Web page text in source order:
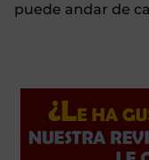
puede andar de